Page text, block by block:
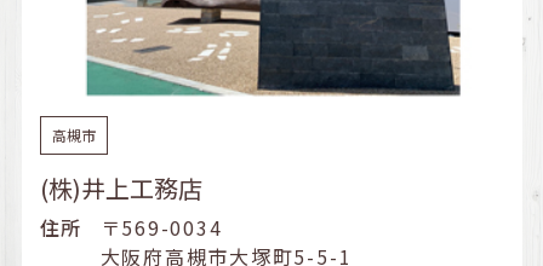
高槻市
(株)井上工務店
住所
〒569-0034
大阪府高槻市大塚町5-5-1